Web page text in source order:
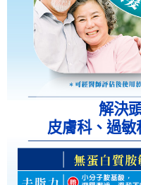
解決
皮膚科、過